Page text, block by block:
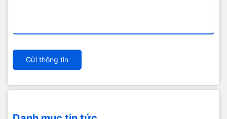
Gửi thông tin